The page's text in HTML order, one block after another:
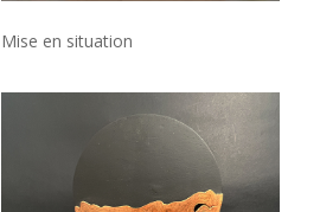
Mise en situation